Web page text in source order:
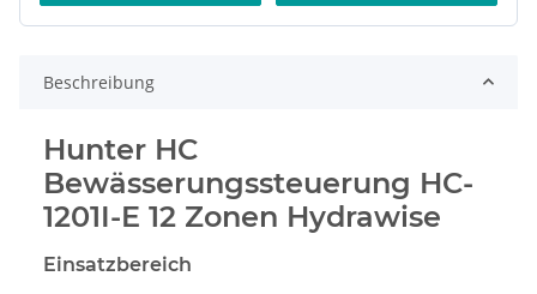
Beschreibung
Hunter HC
Bewässerungssteuerung HC-
1201I-E 12 Zonen Hydrawise
Einsatzbereich